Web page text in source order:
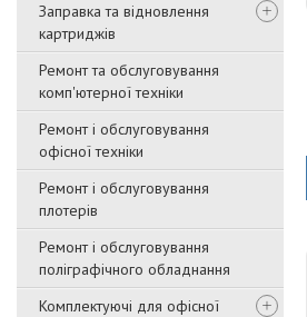
Заправка та відновлення
картриджів
Ремонт та обслуговування
комп'ютерної техніки
Ремонт і обслуговування
офісної техніки
Ремонт і обслуговування
плотерів
Ремонт і обслуговування
поліграфічного обладнання
Комплектуючі для офісної